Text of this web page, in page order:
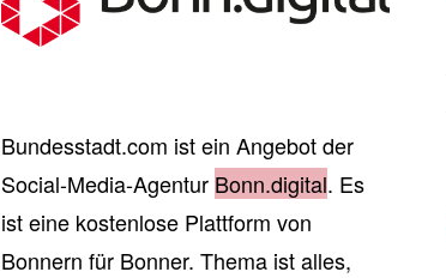
Bundesstadt.com ist ein Angebot der
Social-Media-Agentur Bonn.digital. Es
ist eine kostenlose Plattform von
Bonnern für Bonner. Thema ist alles,